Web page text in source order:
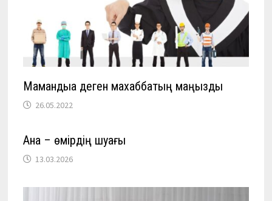
Мамандыққа деген махаббатың маңызды
26.05.2022
Ана – өмірдің шуағы
13.03.2026